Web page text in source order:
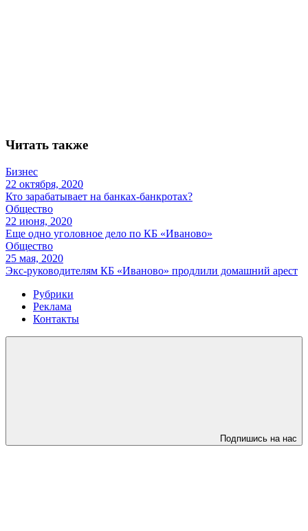
Читать также
Бизнес
22 октября, 2020
Кто зарабатывает на банках-банкротах?
Общество
22 июня, 2020
Еще одно уголовное дело по КБ «Иваново»
Общество
25 мая, 2020
Экс-руководителям КБ «Иваново» продлили домашний арест
Рубрики
Реклама
Контакты
Подпишись на нас